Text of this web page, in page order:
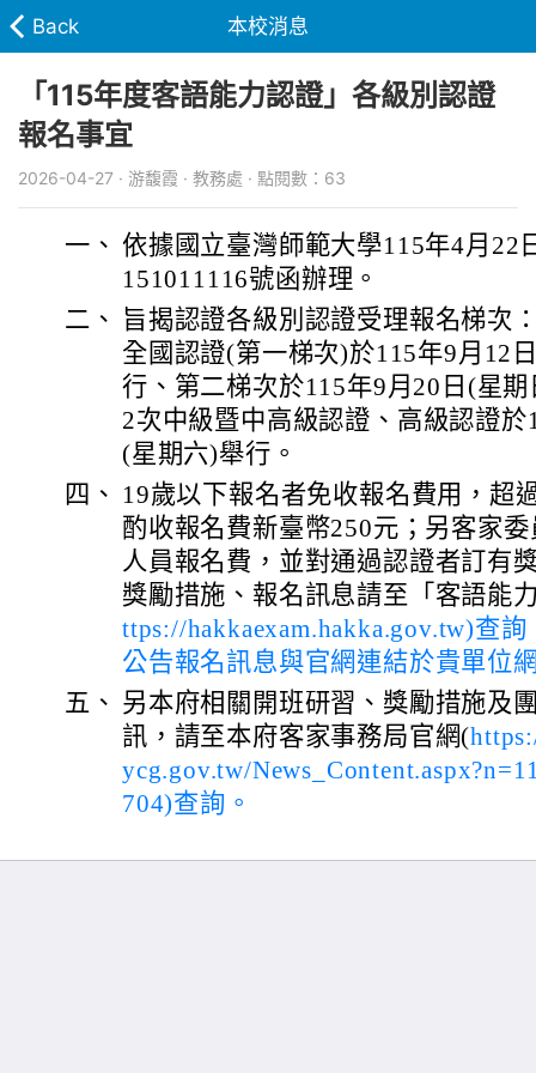
Back 本校消息
「115年度客語能力認證」各級別認證
報名事宜
2026-04-27 · 游馥霞 · 教務處 · 點閱數：63
一、 依據國立臺灣師範大學115年4月22
151011116號函辦理。
二、 旨揭認證各級別認證受理報名梯次
全國認證(第一梯次)於115年9月12
行、第二梯次於115年9月20日(星
2次中級暨中高級認證、高級認證於
(星期六)舉行。
四、 19歲以下報名者免收報名費用，超
酌收報名費新臺幣250元；另客家
人員報名費，並對通過認證者訂有
獎勵措施、報名訊息請至「客語能
ttps://hakkaexam.hakka.gov.tw)查
公告報名訊息與官網連結於貴單位
五、 另本府相關開班研習、獎勵措施及
訊，請至本府客家事務局官網(
ycg.gov.tw/
704)查詢。